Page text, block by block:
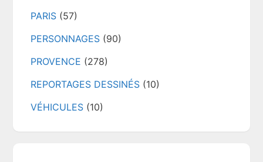
PARIS (57)
PERSONNAGES (90)
PROVENCE (278)
REPORTAGES DESSINÉS (10)
VÉHICULES (10)